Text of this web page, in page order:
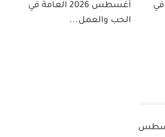
في
أغسطس 2026 العامة في
الحب والعمل...
الثلاثاء 4 أغسطس